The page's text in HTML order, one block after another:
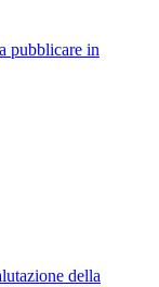
pubblicare in
della